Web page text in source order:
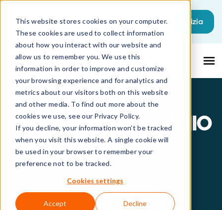
This website stores cookies on your computer.
These cookies are used to collect information
about how you interact with our website and
allow us to remember you. We use this
information in order to improve and customize
your browsing experience and for analytics and
metrics about our visitors both on this website
and other media. To find out more about the
cookies we use, see our Privacy Policy.
If you decline, your information won’t be tracked
when you visit this website. A single cookie will
be used in your browser to remember your
preference not to be tracked.
Cookies settings
Accept Decline
Questo è un campo di ricerca con
Non sono presenti suggerimenti perché
Inizia
SEMPLIFICATE LA
GESTIONE DEL RISCHIO
CONMATRIX42
Sbloccate il vostro percorso verso una
gestione proattiva del rischio